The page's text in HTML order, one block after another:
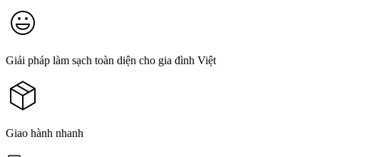
Giải pháp làm sạch toàn diện cho gia đình Việt
Giao hành nhanh